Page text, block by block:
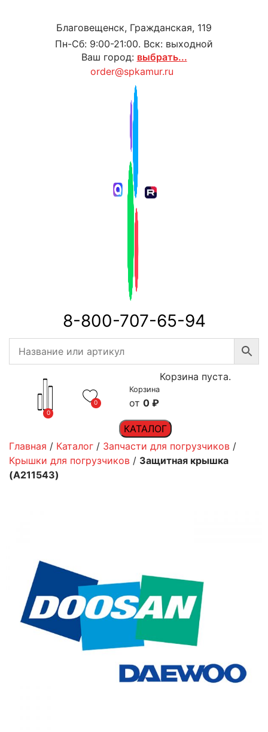
Благовещенск, Гражданская, 119
Пн-Сб: 9:00-21:00. Вск: выходной
Ваш город: выбрать...
order@spkamur.ru
8-800-707-65-94
0
0
Корзина
0 ₽
Корзина пуста.
КАТАЛОГ
Главная / Каталог / Запчасти для погрузчиков /
Крышки для погрузчиков / Защитная крышка
(A211543)